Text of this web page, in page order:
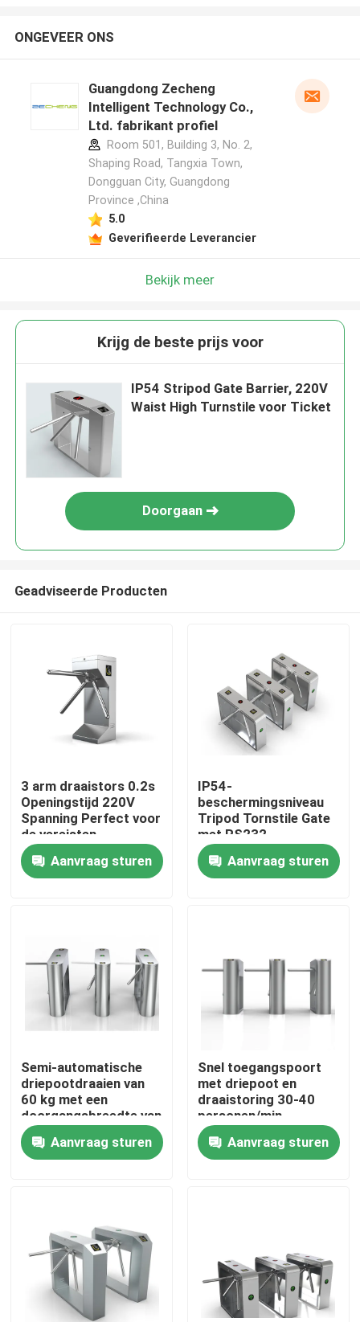
Thuis
Videos
Over ons
Fabrieksreis
Kwaliteitscontrole
Contacteer ons
Vraag een offerte aan
Elektronische Turnstile Poorten
ONGEVEER ONS
Guangdong Zecheng
Intelligent Technology Co.,
Ltd. fabrikant profiel
Room 501, Building 3, No. 2,
Shaping Road, Tangxia Town,
Dongguan City, Guangdong
Province ,China
5.0
Geverifieerde Leverancier
Bekijk meer
Krijg de beste prijs voor
IP54 Stripod Gate Barrier, 220V
Waist High Turnstile voor Ticket
Doorgaan
Geadviseerde Producten
3 arm draaistors 0.2s
Openingstijd 220V
Spanning Perfect voor
de vereisten
Aanvraag sturen
IP54-
beschermingsniveau
Tripod Tornstile Gate
met RS232-
communicatie-
interfaceAanvraag sturen
Semi-automatische
driepootdraaien van
60 kg met een
doorgangsbreedte van
550 mm
Aanvraag sturen
Snel toegangspoort
met driepoot en
draaistoring 30-40
personen/min
Doorgangssnelheid
IP54
Beschermingsniveau
Aanvraag sturen